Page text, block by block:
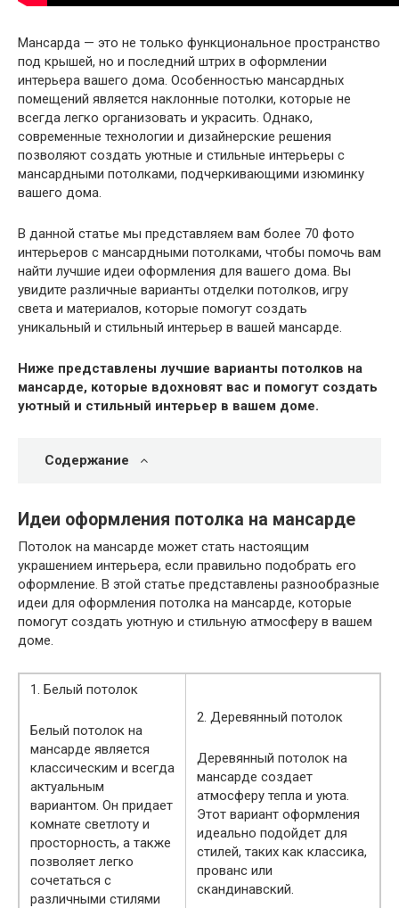
Мансарда — это не только функциональное пространство
под крышей, но и последний штрих в оформлении
интерьера вашего дома. Особенностью мансардных
помещений является наклонные потолки, которые не
всегда легко организовать и украсить. Однако,
современные технологии и дизайнерские решения
позволяют создать уютные и стильные интерьеры с
мансардными потолками, подчеркивающими изюминку
вашего дома.
В данной статье мы представляем вам более 70 фото
интерьеров с мансардными потолками, чтобы помочь вам
найти лучшие идеи оформления для вашего дома. Вы
увидите различные варианты отделки потолков, игру
света и материалов, которые помогут создать
уникальный и стильный интерьер в вашей мансарде.
Ниже представлены лучшие варианты потолков на
мансарде, которые вдохновят вас и помогут создать
уютный и стильный интерьер в вашем доме.
Содержание
Идеи оформления потолка на мансарде
Потолок на мансарде может стать настоящим
украшением интерьера, если правильно подобрать его
оформление. В этой статье представлены разнообразные
идеи для оформления потолка на мансарде, которые
помогут создать уютную и стильную атмосферу в вашем
доме.
1. Белый потолок
Белый потолок на
мансарде является
классическим и всегда
актуальным
вариантом. Он придает
комнате светлоту и
просторность, а также
позволяет легко
сочетаться с
различными стилями
2. Деревянный потолок
Деревянный потолок на
мансарде создает
атмосферу тепла и уюта.
Этот вариант оформления
идеально подойдет для
стилей, таких как классика,
прованс или
скандинавский.